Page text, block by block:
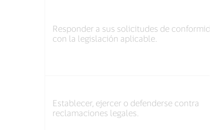
Responder a sus solicitudes de conformidad
con la legislación aplicable.
Establecer, ejercer o defenderse contra
reclamaciones legales.